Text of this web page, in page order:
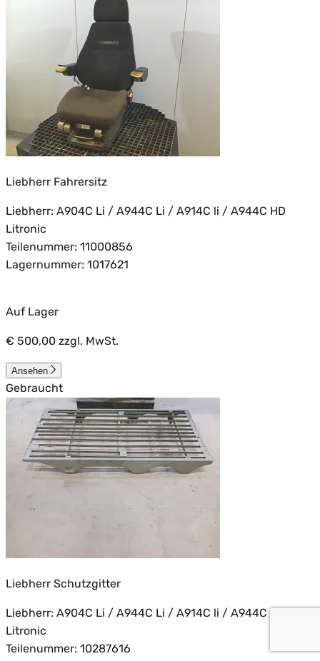
Liebherr Fahrersitz
Liebherr: A904C Li / A944C Li / A914C li / A944C HD
Litronic
Teilenummer: 11000856
Lagernummer: 1017621
Auf Lager
€ 500,00zzgl. MwSt.
Ansehen
Gebraucht
Liebherr Schutzgitter
Liebherr: A904C Li / A944C Li / A914C li / A944C HD
Litronic
Teilenummer: 10287616